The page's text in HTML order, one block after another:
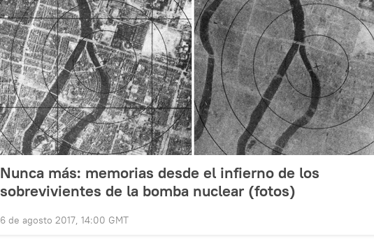
Nunca más: memorias desde el infierno de los
sobrevivientes de la bomba nuclear (fotos)
6 de agosto 2017, 14:00 GMT